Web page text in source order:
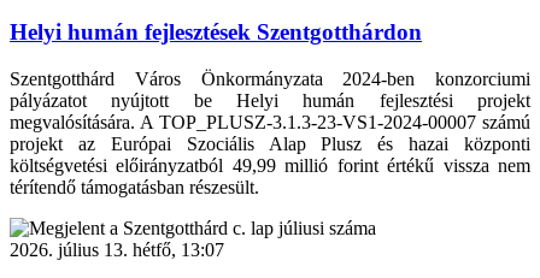
Helyi humán fejlesztések Szentgotthárdon
Szentgotthárd Város Önkormányzata 2024-ben konzorciumi
pályázatot nyújtott be Helyi humán fejlesztési projekt
megvalósítására. A TOP_PLUSZ-3.1.3-23-VS1-2024-00007 számú
projekt az Európai Szociális Alap Plusz és hazai központi
költségvetési előirányzatból 49,99 millió forint értékű vissza nem
térítendő támogatásban részesült.
2026. július 13. hétfő, 13:07